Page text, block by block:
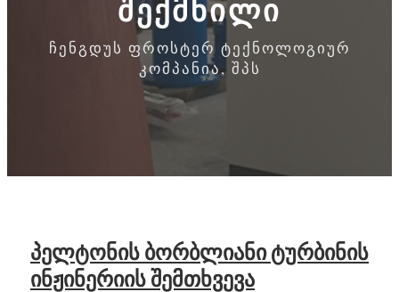
შექმნილი
ჩენგდუს ფროსტერ ტექნოლოგიურ
კომპანია, შპს
პელტონის ბორბლიანი ტურბინის
ინჟინერიის შემთხვევა